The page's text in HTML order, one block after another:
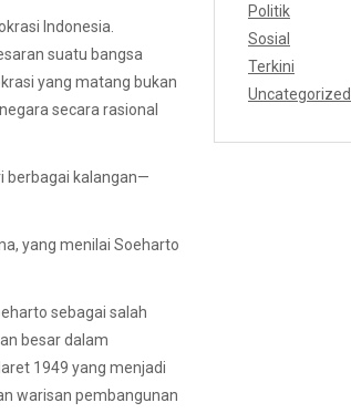
Indonesia.
suatu bangsa
yang matang bukan
secara rasional
berbagai kalangan—
yang menilai Soeharto
sebagai salah
besar dalam
1949 yang menjadi
warisan pembangunan
Politik
Sosial
Terkini
Uncategorized